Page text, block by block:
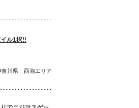
ル1択!!
奈川県 西湘エリア